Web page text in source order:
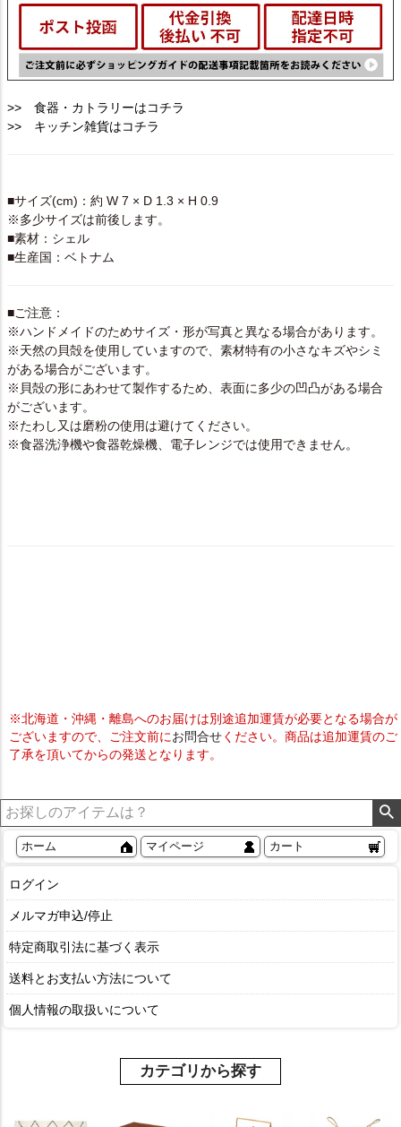
>> 食器・カトラリーはコチラ
>> キッチン雑貨はコチラ
■サイズ(cm)：約 W 7 × D 1.3 × H 0.9
※多少サイズは前後します。
■素材：シェル
■生産国：ベトナム
■ご注意：
※ハンドメイドのためサイズ・形が写真と異なる場合があります。
※天然の貝殻を使用していますので、素材特有の小さなキズやシミ
がある場合がございます。
※貝殻の形にあわせて製作するため、表面に多少の凹凸がある場合
がございます。
※たわし又は磨粉の使用は避けてください。
※食器洗浄機や食器乾燥機、電子レンジでは使用できません。
※北海道・沖縄・離島へのお届けは別途追加運賃が必要となる場合が
ございますので、ご注文前にお問合せください。商品は追加運賃のご
了承を頂いてからの発送となります。
ホーム マイページ カート
ログイン
メルマガ申込/停止
特定商取引法に基づく表示
送料とお支払い方法について
個人情報の取扱いについて
カテゴリから探す